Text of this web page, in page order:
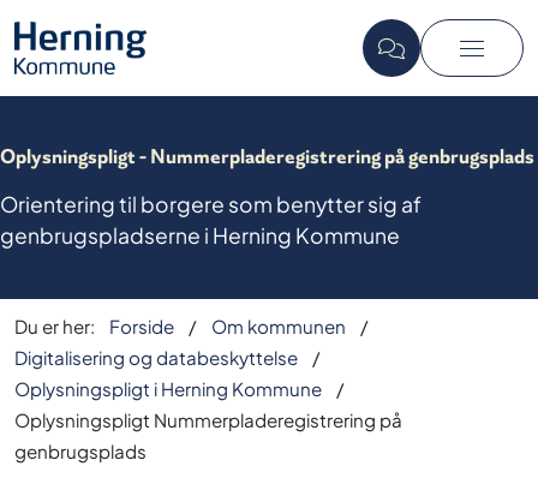
Oplysningspligt - Nummerpladeregistrering på genbrugsplads
Orientering til borgere som benytter sig af
genbrugspladserne i Herning Kommune
Du er her: Forside
Om kommunen
Digitalisering og databeskyttelse
Oplysningspligt i Herning Kommune
Oplysningspligt Nummerpladeregistrering på
genbrugsplads